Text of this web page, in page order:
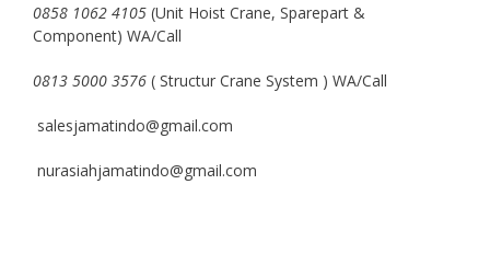
0858 1062 4105 (Unit Hoist Crane, Sparepart &
Component) WA/Call
0813 5000 3576 ( Structur Crane System ) WA/Call
salesjamatindo@gmail.com
nurasiahjamatindo@gmail.com